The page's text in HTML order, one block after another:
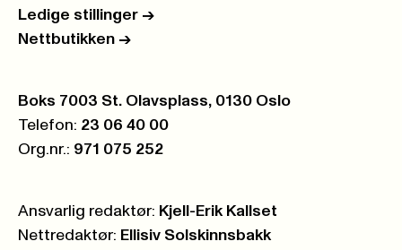
Ledige stillinger ->
Nettbutikken ->
Postboks:
Boks 7003 St. Olavsplass, 0130 Oslo
Telefon: 23 06 40 00
Org.nr.: 971 075 252
Ansvarlig redaktør: Kjell-Erik Kallset
Nettredaktør: Ellisiv Solskinnsbakk